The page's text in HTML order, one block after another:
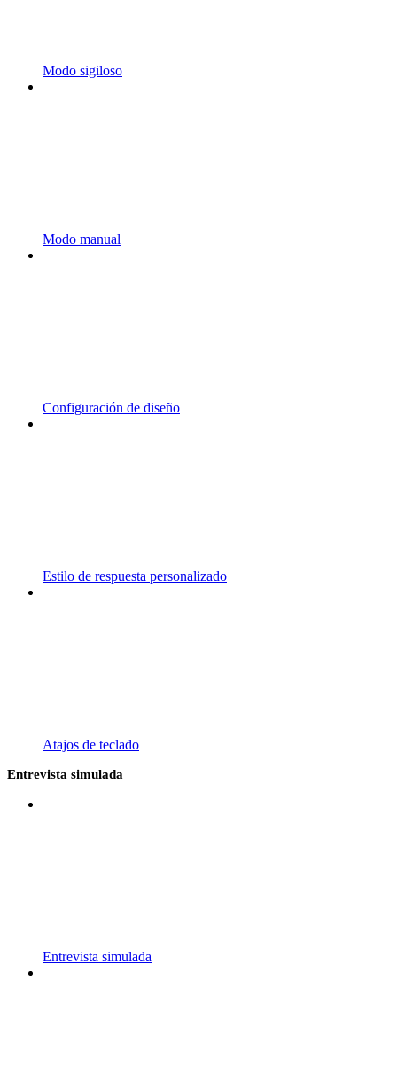
Modo sigiloso
Modo manual
Configuración de diseño
Estilo de respuesta personalizado
Atajos de teclado
Entrevista simulada
Entrevista simulada